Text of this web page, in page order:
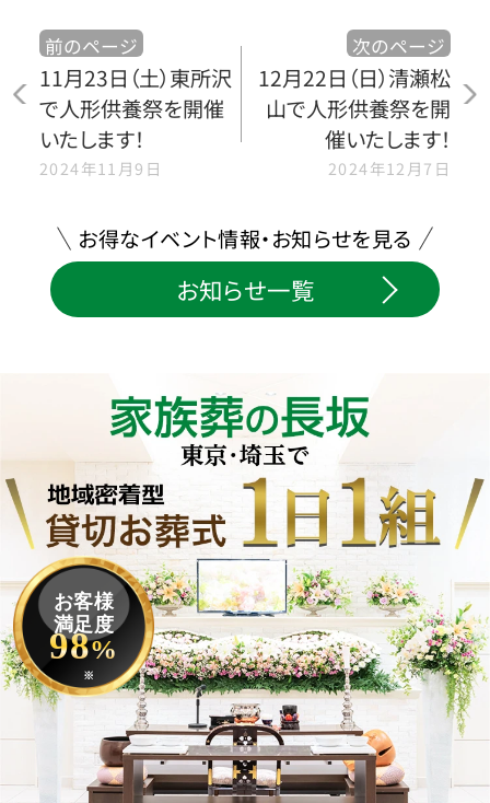
前のページ
11月23日（土）東所沢
で人形供養祭を開催
いたします！
2024年11月9日
次のページ
12月22日（日）清瀬松
山で人形供養祭を開
催いたします！
2024年12月7日
お得なイベント情報・お知らせを見る
お知らせ一覧
お客様
満足度
98%
※